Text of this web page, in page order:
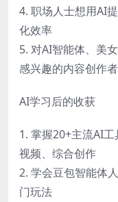
4. 职场人士想用AI
化效率
5. 对AI智能体、美
感兴趣的内容创作者
AI学习后的收获
1. 掌握20+主流AI工
视频、综合创作
2. 学会豆包智能体
门玩法